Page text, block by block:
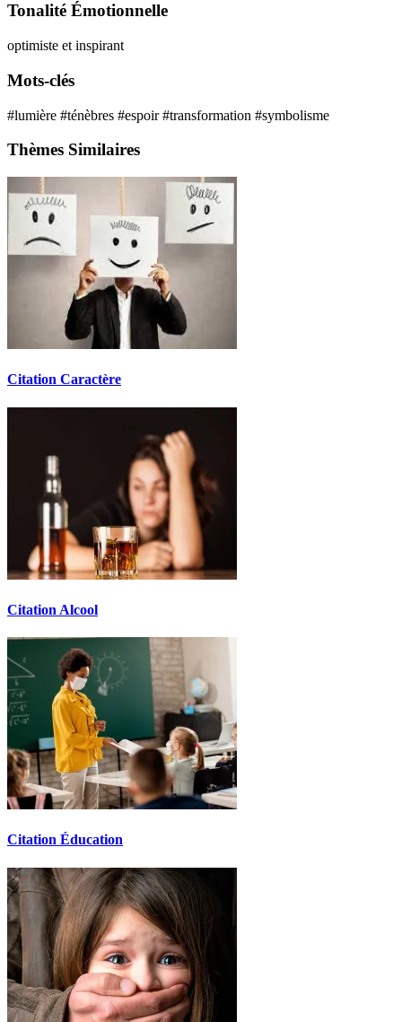
Tonalité Émotionnelle
optimiste et inspirant
Mots-clés
#lumière #ténèbres #espoir#transformation #symbolisme
Thèmes Similaires
Citation Caractère
Citation Alcool
Citation Éducation